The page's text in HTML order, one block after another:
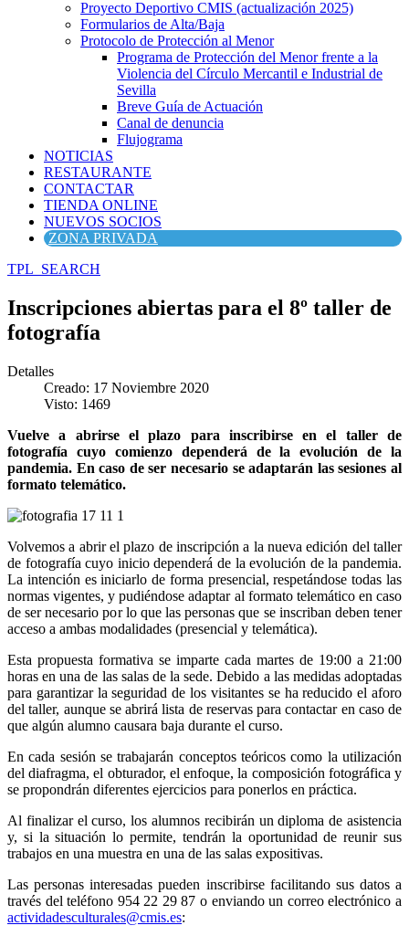
Proyecto Deportivo CMIS (actualización 2025)
Formularios de Alta/Baja
Protocolo de Protección al Menor
Programa de Protección del Menor frente a la
Violencia del Círculo Mercantil e Industrial de
Sevilla
Breve Guía de Actuación
Canal de denuncia
Flujograma
NOTICIAS
RESTAURANTE
CONTACTAR
TIENDA ONLINE
NUEVOS SOCIOS
ZONA PRIVADA
TPL_SEARCH
Inscripciones abiertas para el 8º taller de
fotografía
Detalles
Creado: 17 Noviembre 2020
Visto: 1469
Vuelve a abrirse el plazo para inscribirse en el taller de
fotografía cuyo comienzo dependerá de la evolución de la
pandemia. En caso de ser necesario se adaptarán las sesiones al
formato telemático.
Volvemos a abrir el plazo de inscripción a la nueva edición del taller
de fotografía cuyo inicio dependerá de la evolución de la pandemia.
La intención es iniciarlo de forma presencial, respetándose todas las
normas vigentes, y pudiéndose adaptar al formato telemático en caso
de ser necesario por lo que las personas que se inscriban deben tener
acceso a ambas modalidades (presencial y telemática).
Esta propuesta formativa se imparte cada martes de 19:00 a 21:00
horas en una de las salas de la sede. Debido a las medidas adoptadas
para garantizar la seguridad de los visitantes se ha reducido el aforo
del taller, aunque se abrirá lista de reservas para contactar en caso de
que algún alumno causara baja durante el curso.
En cada sesión se trabajarán conceptos teóricos como la utilización
del diafragma, el obturador, el enfoque, la composición fotográfica y
se propondrán diferentes ejercicios para ponerlos en práctica.
Al finalizar el curso, los alumnos recibirán un diploma de asistencia
y, si la situación lo permite, tendrán la oportunidad de reunir sus
trabajos en una muestra en una de las salas expositivas.
Las personas interesadas pueden inscribirse facilitando sus datos a
través del teléfono 954 22 29 87 o enviando un correo electrónico a
actividadesculturales@cmis.es: